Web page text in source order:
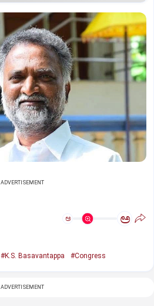
ADVERTISEMENT
ಅ ಅ
#K.S. Basavantappa #Congress
ADVERTISEMENT